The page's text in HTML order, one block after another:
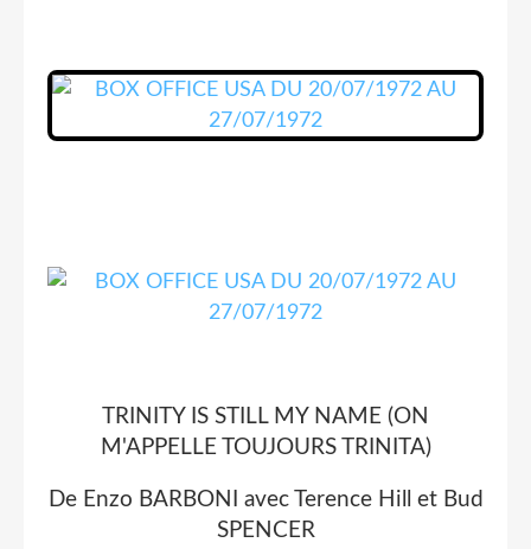
TRINITY IS STILL MY NAME (ON
M'APPELLE TOUJOURS TRINITA)
De Enzo BARBONI avec Terence Hill et Bud
SPENCER